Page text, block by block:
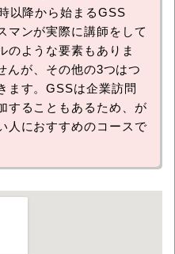
以降から始まるGSS
マンが実際に講師をして
のような要素もありま
んが、その他の3つはつ
ます。GSSは企業訪問
することもあるため、が
人におすすめのコースで